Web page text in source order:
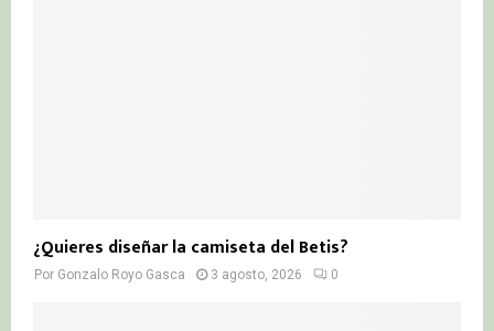
¿Quieres diseñar la camiseta del Betis?
Por Gonzalo Royo Gasca 3 agosto, 2026 0